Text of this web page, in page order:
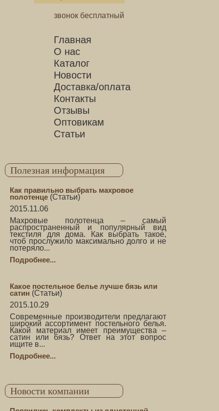
звонок бесплатный
Главная
О нас
Каталог
Новости
Доставка/оплата
Контакты
Отзывы
Оптовикам
Статьи
Полезная информация
Как правильно выбрать махровое
полотенце (Статьи)
2015.11.06
Махровые полотенца – самый
распространенный и популярный вид
текстиля для дома. Как выбрать такое,
чтоб прослужило максимально долго и не
потеряло...
Подробнее...
Какое постельное белье лучше бязь или
сатин (Статьи)
2015.10.29
Современные производители предлагают
широкий ассортимент постельного белья.
Какой материал имеет преимущества –
сатин или бязь? Ответ на этот вопрос
ищите в...
Подробнее...
Новости компании